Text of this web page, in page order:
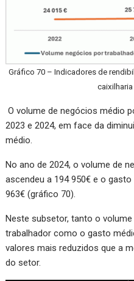
Gráfico 70 – Indicadores de
O volume de negócios médio
2023 e 2024, em face da
médio.
No ano de 2024, o volume de
ascendeu a 194 950€ e o
963€ (gráfico 70).
Neste subsetor, tanto o
trabalhador como o gasto
valores mais reduzidos que a
do setor.